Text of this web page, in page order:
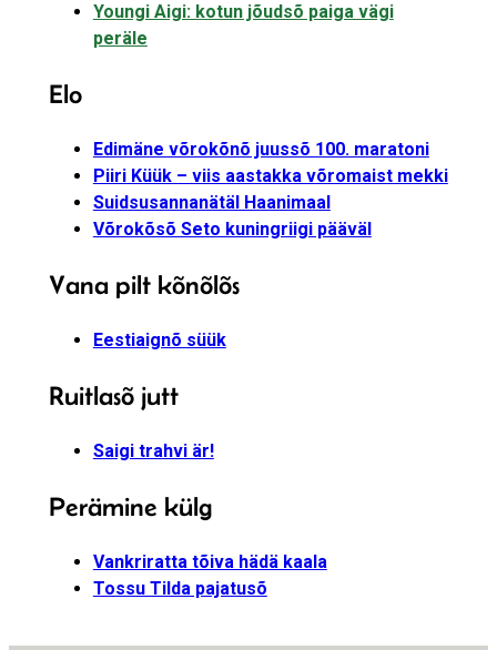
Youngi Aigi: kotun jõudsõ paiga vägi
peräle
Elo
Edimäne võrokõnõ juussõ 100. maratoni
Piiri Küük – viis aastakka võromaist mekki
Suidsusannanätäl Haanimaal
Võrokõsõ Seto kuningriigi pääväl
Vana pilt kõnõlõs
Eestiaignõ süük
Ruitlasõ jutt
Saigi trahvi är!
Perämine külg
Vankriratta tõiva hädä kaala
Tossu Tilda pajatusõ